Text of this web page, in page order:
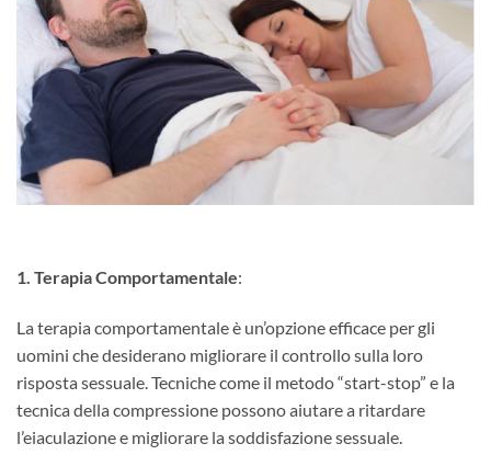
1. Terapia Comportamentale:
La terapia comportamentale è un’opzione efficace per gli
uomini che desiderano migliorare il controllo sulla loro
risposta sessuale. Tecniche come il metodo “start-stop” e la
tecnica della compressione possono aiutare a ritardare
l’eiaculazione e migliorare la soddisfazione sessuale.